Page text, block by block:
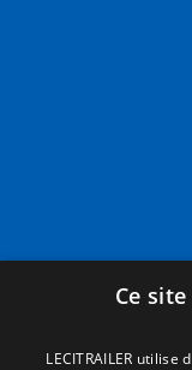
Ce
LECITRAILER